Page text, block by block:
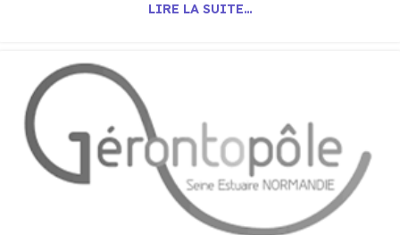
LIRE LA SUITE…